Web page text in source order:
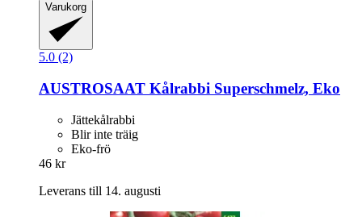
Varukorg
5.0 (2)
AUSTROSAAT Kålrabbi Superschmelz, Eko
Jättekålrabbi
Blir inte träig
Eko-frö
46 kr
Leverans till 14. augusti